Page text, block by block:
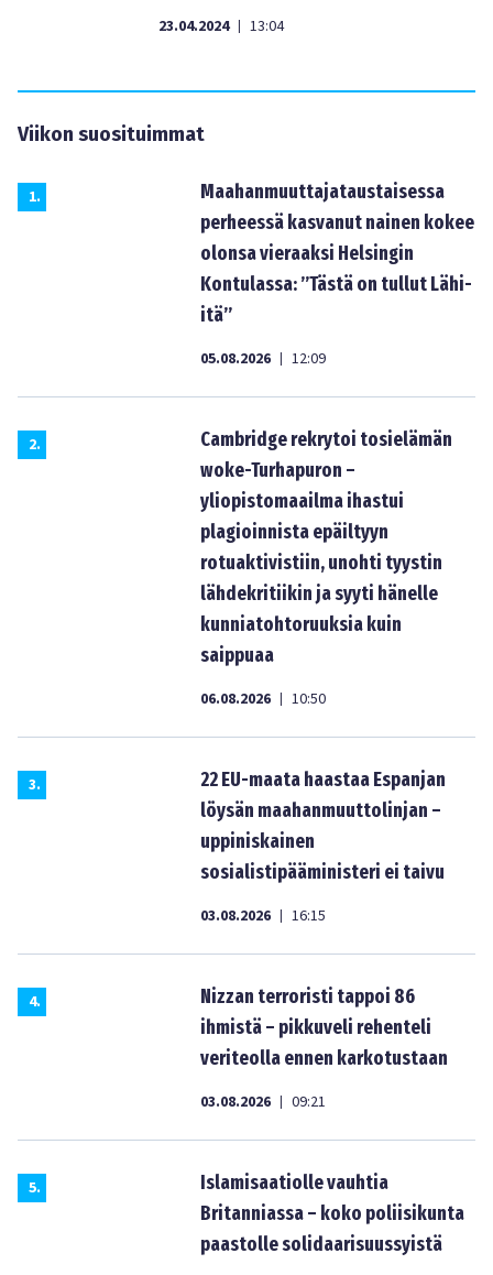
23.04.2024 | 13:04
Viikon suosituimmat
1.
Maahanmuuttajataustaisessa
perheessä kasvanut nainen kokee
olonsa vieraaksi Helsingin
Kontulassa: ”Tästä on tullut Lähi-
itä”
05.08.2026 | 12:09
2.
Cambridge rekrytoi tosielämän
woke-Turhapuron –
yliopistomaailma ihastui
plagioinnista epäiltyyn
rotuaktivistiin, unohti tyystin
lähdekritiikin ja syyti hänelle
kunniatohtoruuksia kuin
saippuaa
06.08.2026 | 10:50
3.
22 EU-maata haastaa Espanjan
löysän maahanmuuttolinjan –
uppiniskainen
sosialistipääministeri ei taivu
03.08.2026 | 16:15
4.
Nizzan terroristi tappoi 86
ihmistä – pikkuveli rehenteli
veriteolla ennen karkotustaan
03.08.2026 | 09:21
5.
Islamisaatiolle vauhtia
Britanniassa – koko poliisikunta
paastolle solidaarisuussyistä